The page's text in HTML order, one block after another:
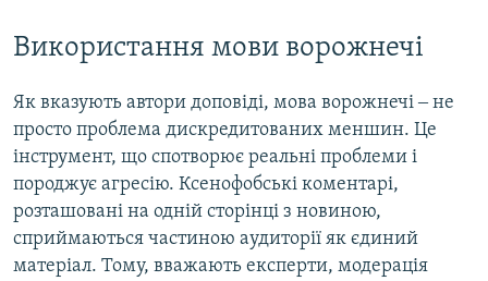
Використання мови ворожнечі
Як вказують автори доповіді, мова ворожнечі ‒ не
просто проблема дискредитованих меншин. Це
інструмент, що спотворює реальні проблеми і
породжує агресію. Ксенофобські коментарі,
розташовані на одній сторінці з новиною,
сприймаються частиною аудиторії як єдиний
матеріал. Тому, вважають експерти, модерація